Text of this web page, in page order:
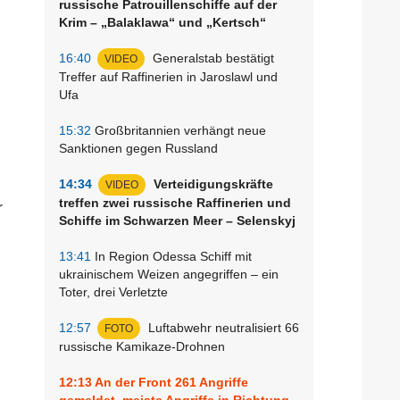
russische Patrouillenschiffe auf der
Krim – „Balaklawa“ und „Kertsch“
16:40 VIDEO
Generalstab bestätigt
Treffer auf Raffinerien in Jaroslawl und
Ufa
15:32 Großbritannien verhängt neue
Sanktionen gegen Russland
14:34 VIDEO
Verteidigungskräfte
treffen zwei russische Raffinerien und
Schiffe im Schwarzen Meer – Selenskyj
13:41 In Region Odessa Schiff mit
ukrainischem Weizen angegriffen – ein
Toter, drei Verletzte
12:57 FOTO
Luftabwehr neutralisiert 66
russische Kamikaze-Drohnen
12:13An der Front 261 Angriffe